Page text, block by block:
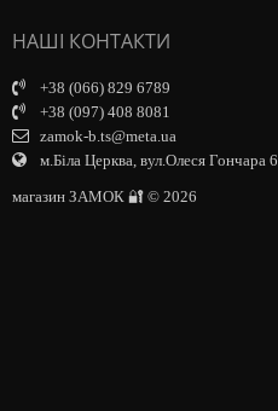
НАШІ КОНТАКТИ
+38 (066) 829 6789
+38 (097) 408 8081
zamok-b.ts@meta.ua
м.Біла Церква, вул.Олеся Гончара 6
магазин ЗАМОК 🔐 © 2026